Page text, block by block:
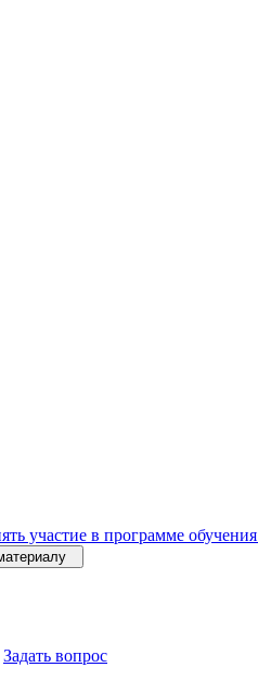
участие в программе обучения
Задать вопрос